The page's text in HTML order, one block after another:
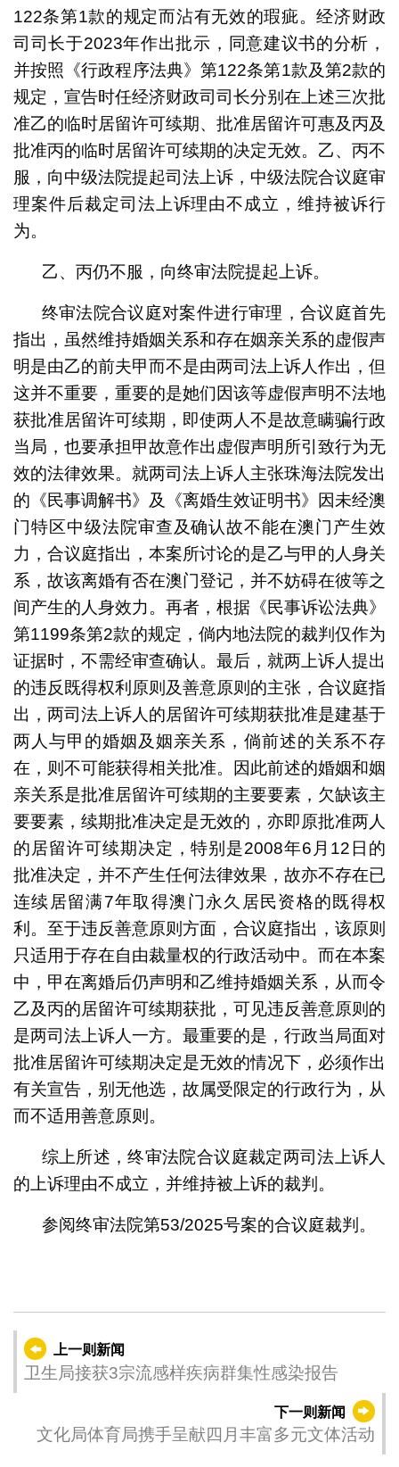
122条第1款的规定而沾有无效的瑕疵。经济财政
司司长于2023年作出批示，同意建议书的分析，
并按照《行政程序法典》第122条第1款及第2款的
规定，宣告时任经济财政司司长分别在上述三次批
准乙的临时居留许可续期、批准居留许可惠及丙及
批准丙的临时居留许可续期的决定无效。乙、丙不
服，向中级法院提起司法上诉，中级法院合议庭审
理案件后裁定司法上诉理由不成立，维持被诉行
为。
乙、丙仍不服，向终审法院提起上诉。
终审法院合议庭对案件进行审理，合议庭首先
指出，虽然维持婚姻关系和存在姻亲关系的虚假声
明是由乙的前夫甲而不是由两司法上诉人作出，但
这并不重要，重要的是她们因该等虚假声明不法地
获批准居留许可续期，即使两人不是故意瞒骗行政
当局，也要承担甲故意作出虚假声明所引致行为无
效的法律效果。就两司法上诉人主张珠海法院发出
的《民事调解书》及《离婚生效证明书》因未经澳
门特区中级法院审查及确认故不能在澳门产生效
力，合议庭指出，本案所讨论的是乙与甲的人身关
系，故该离婚有否在澳门登记，并不妨碍在彼等之
间产生的人身效力。再者，根据《民事诉讼法典》
第1199条第2款的规定，倘内地法院的裁判仅作为
证据时，不需经审查确认。最后，就两上诉人提出
的违反既得权利原则及善意原则的主张，合议庭指
出，两司法上诉人的居留许可续期获批准是建基于
两人与甲的婚姻及姻亲关系，倘前述的关系不存
在，则不可能获得相关批准。因此前述的婚姻和姻
亲关系是批准居留许可续期的主要要素，欠缺该主
要要素，续期批准决定是无效的，亦即原批准两人
的居留许可续期决定，特别是2008年6月12日的
批准决定，并不产生任何法律效果，故亦不存在已
连续居留满7年取得澳门永久居民资格的既得权
利。至于违反善意原则方面，合议庭指出，该原则
只适用于存在自由裁量权的行政活动中。而在本案
中，甲在离婚后仍声明和乙维持婚姻关系，从而令
乙及丙的居留许可续期获批，可见违反善意原则的
是两司法上诉人一方。最重要的是，行政当局面对
批准居留许可续期决定是无效的情况下，必须作出
有关宣告，别无他选，故属受限定的行政行为，从
而不适用善意原则。
综上所述，终审法院合议庭裁定两司法上诉人
的上诉理由不成立，并维持被上诉的裁判。
参阅终审法院第53/2025号案的合议庭裁判。
上一则新闻
卫生局接获3宗流感样疾病群集性感染报告
下一则新闻
文化局体育局携手呈献四月丰富多元文体活动